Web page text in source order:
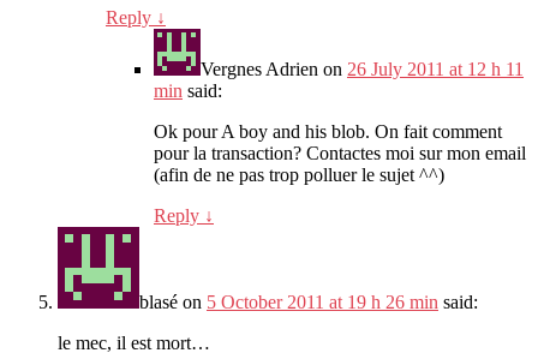
Reply ↓
Vergnes Adrien on 26 July 2011 at 12 h 11
min said:
Ok pour A boy and his blob. On fait comment
pour la transaction? Contactes moi sur mon email
(afin de ne pas trop polluer le sujet ^^)
Reply ↓
blasé on 5 October 2011 at 19 h 26 min said:
le mec, il est mort…